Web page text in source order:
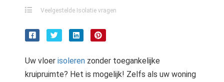
Veelgestelde Isolatie vragen
Uw vloer isoleren zonder toegankelijke
kruipruimte? Het is mogelijk! Zelfs als uw woning